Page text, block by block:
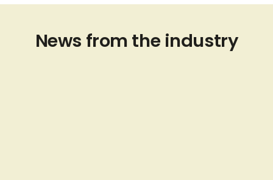
News from the industry